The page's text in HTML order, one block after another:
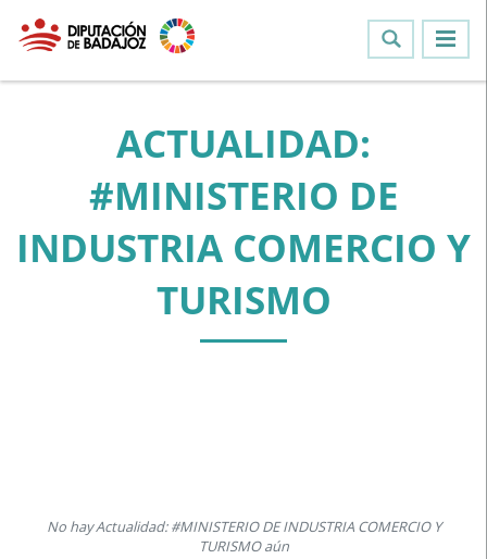
ACTUALIDAD:
#MINISTERIO DE
INDUSTRIA COMERCIO Y
TURISMO
No hay Actualidad: #MINISTERIO DE INDUSTRIA COMERCIO Y
TURISMO aún